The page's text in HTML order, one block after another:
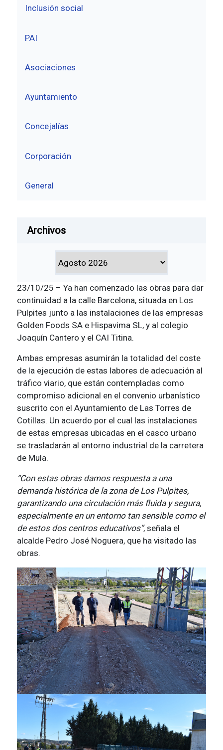
Inclusión social
PAI
Asociaciones
Ayuntamiento
Concejalías
Corporación
General
Archivos
23/10/25 – Ya han comenzado las obras para dar
continuidad a la calle Barcelona, situada en Los
Pulpites junto a las instalaciones de las empresas
Golden Foods SA e Hispavima SL, y al colegio
Joaquín Cantero y el CAI Titina.
Ambas empresas asumirán la totalidad del coste
de la ejecución de estas labores de adecuación al
tráfico viario, que están contempladas como
compromiso adicional en el convenio urbanístico
suscrito con el Ayuntamiento de Las Torres de
Cotillas. Un acuerdo por el cual las instalaciones
de estas empresas ubicadas en el casco urbano
se trasladarán al entorno industrial de la carretera
de Mula.
“Con estas obras damos respuesta a una
demanda histórica de la zona de Los Pulpites,
garantizando una circulación más fluida y segura,
especialmente en un entorno tan sensible como el
de estos dos centros educativos”, señala el
alcalde Pedro José Noguera, que ha visitado las
obras.